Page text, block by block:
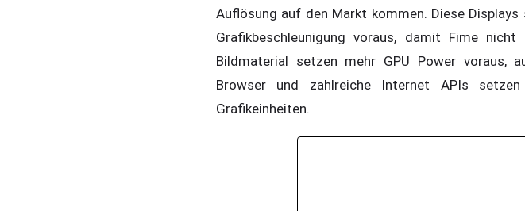
Auflösung auf den Markt kommen. Diese
Grafikbeschleunigung voraus, damit Fime
Bildmaterial setzen mehr GPU Power voraus,
Browser und zahlreiche Internet APIs
Grafikeinheiten.